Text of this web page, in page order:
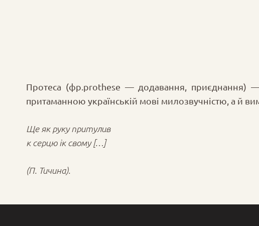
Протеса (фp.prothese — додавання, приєднання)
притаманною українській мові милозвучністю, а й
Ще як руку притулив
к серцю ік свому […]
(П. Тичина).